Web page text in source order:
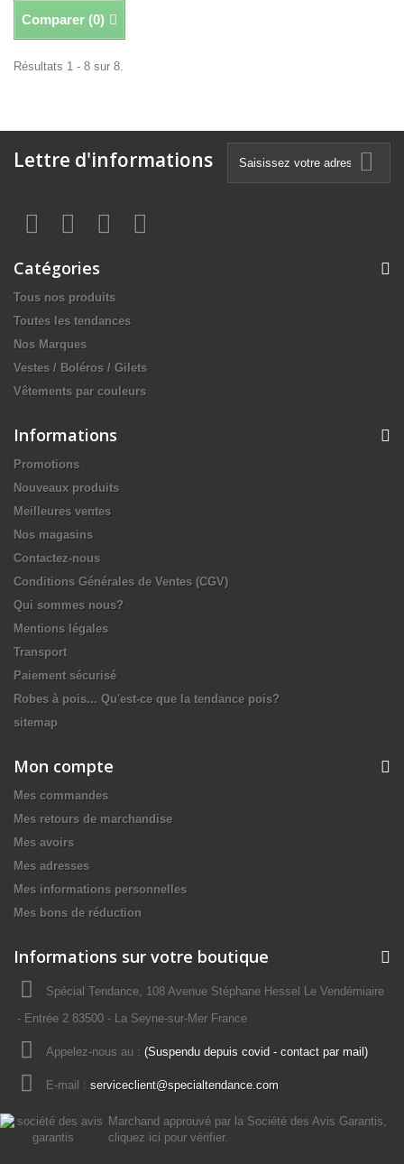
Comparer (0)
Résultats 1 - 8 sur 8.
Lettre d'informations
Catégories
Tous nos produits
Toutes les tendances
Nos Marques
Vestes / Boléros / Gilets
Vêtements par couleurs
Informations
Promotions
Nouveaux produits
Meilleures ventes
Nos magasins
Contactez-nous
Conditions Générales de Ventes (CGV)
Qui sommes nous?
Mentions légales
Transport
Paiement sécurisé
Robes à pois... Qu'est-ce que la tendance pois?
sitemap
Mon compte
Mes commandes
Mes retours de marchandise
Mes avoirs
Mes adresses
Mes informations personnelles
Mes bons de réduction
Informations sur votre boutique
Spécial Tendance, 108 Avenue Stéphane Hessel Le Vendémiaire
- Entrée 2 83500 - La Seyne-sur-Mer France
Appelez-nous au : (Suspendu depuis covid - contact par mail)
E-mail : serviceclient@specialtendance.com
Marchand approuvé par la Société des Avis Garantis,
cliquez ici pour vérifier.